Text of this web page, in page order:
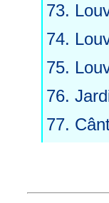
73.
74.
75.
76.
77.